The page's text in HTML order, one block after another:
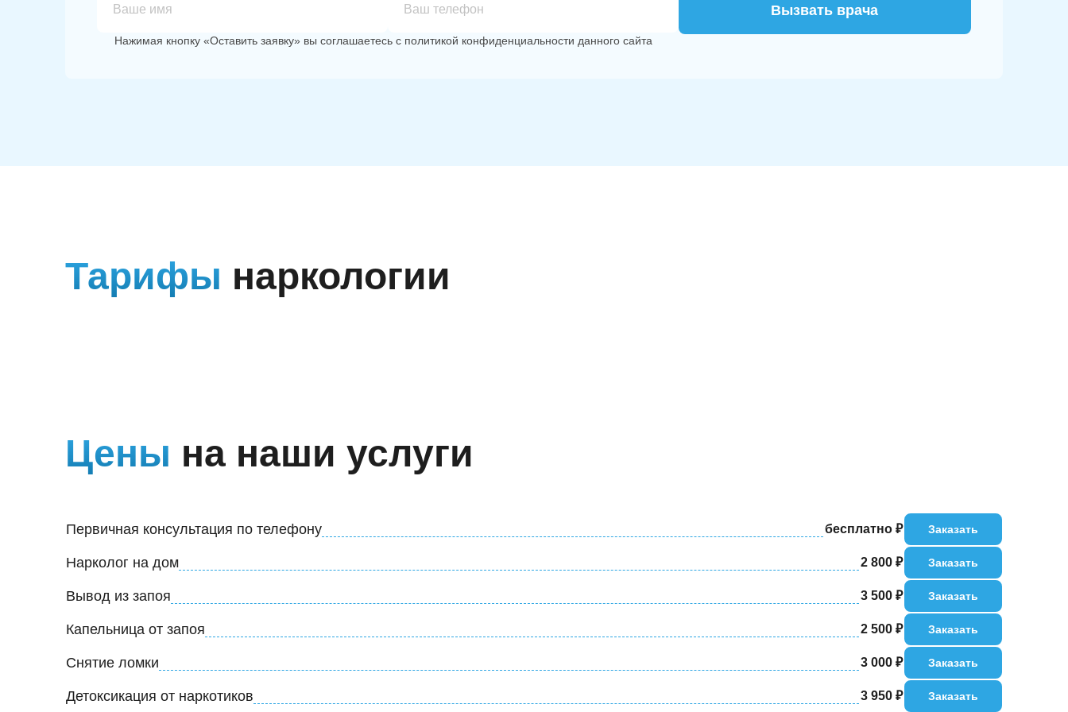
Вызвать врача
Нажимая кнопку «Оставить заявку» вы соглашаетесь с политикой конфиденциальности данного сайта
Тарифы наркологии
Цены на наши услуги
Первичная консультация по телефону бесплатно ₽ Заказать
Нарколог на дом 2 800 ₽ Заказать
Вывод из запоя 3 500 ₽ Заказать
Капельница от запоя 2 500 ₽ Заказать
Снятие ломки 3 000 ₽ Заказать
Детоксикация от наркотиков 3 950 ₽ Заказать